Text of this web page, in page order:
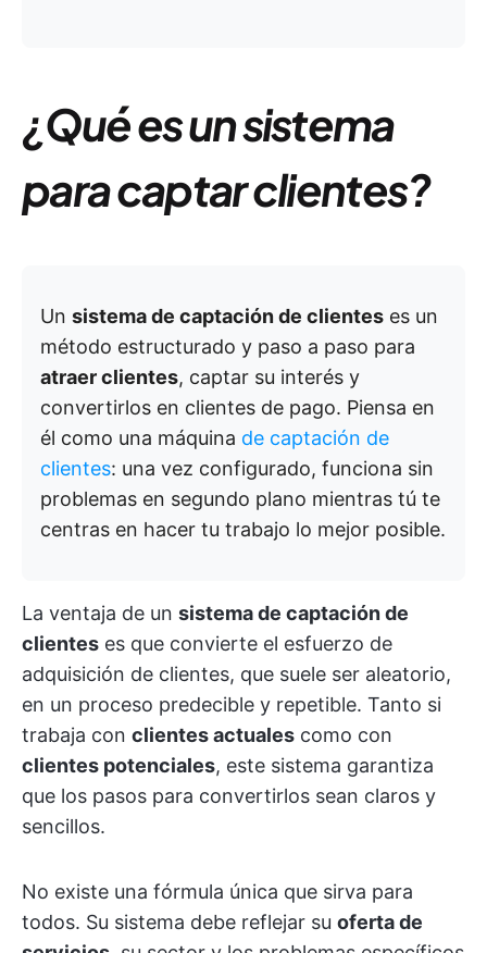
¿Qué es un sistema
para captar clientes?
Un sistema de captación de clientes es un
método estructurado y paso a paso para
atraer clientes, captar su interés y
convertirlos en clientes de pago. Piensa en
él como una máquina de captación de
clientes: una vez configurado, funciona sin
problemas en segundo plano mientras tú te
centras en hacer tu trabajo lo mejor posible.
La ventaja de un sistema de captación de
clientes es que convierte el esfuerzo de
adquisición de clientes, que suele ser aleatorio,
en un proceso predecible y repetible. Tanto si
trabaja con clientes actuales como con
clientes potenciales, este sistema garantiza
que los pasos para convertirlos sean claros y
sencillos.
No existe una fórmula única que sirva para
todos. Su sistema debe reflejar su oferta de